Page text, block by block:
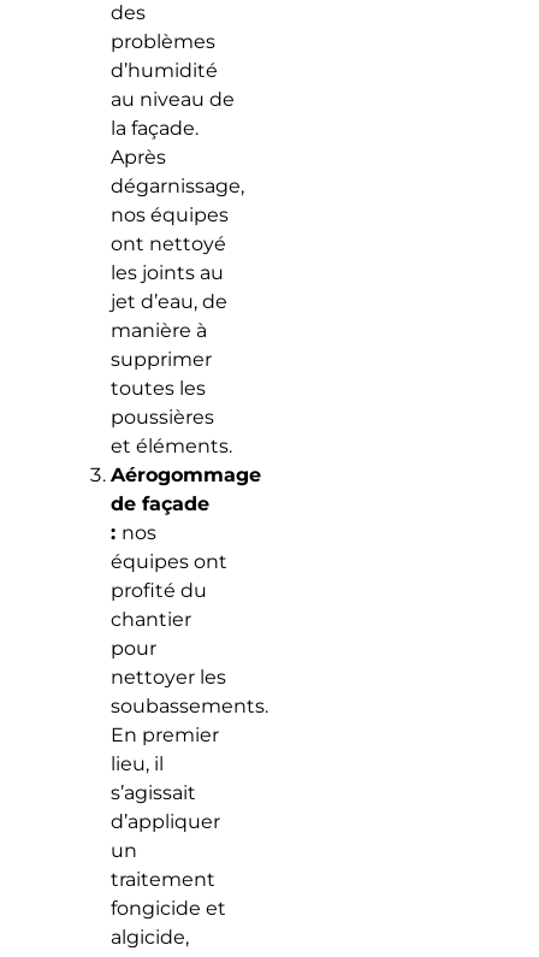
des
problèmes
d’humidité
au niveau de
la façade.
Après
dégarnissage,
nos équipes
ont nettoyé
les joints au
jet d’eau, de
manière à
supprimer
toutes les
poussières
et éléments.
Aérogommage
de façade
: nos
équipes ont
profité du
chantier
pour
nettoyer les
soubassements.
En premier
lieu, il
s’agissait
d’appliquer
un
traitement
fongicide et
algicide,